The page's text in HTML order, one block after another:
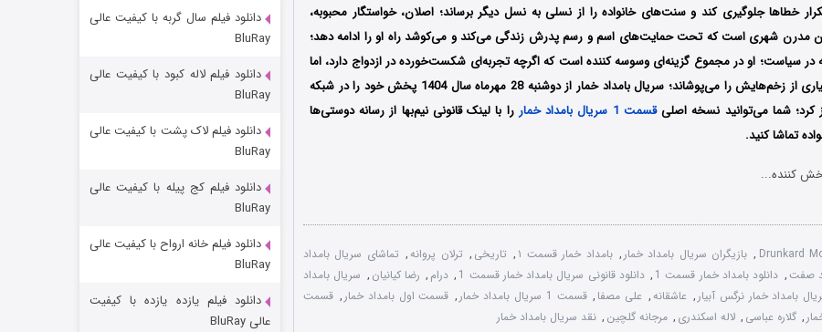
خطاها جلوگیری کند و سنت‌های خانواده را از نسلی به نسل دیگر برساند؛ اصلان، خواستگار محبوبه،
مدرن شهری است که تحت حمایت‌های اسم و رسم پدرش زندگی می‌کند و می‌کوشد راه او را ادامه دهد؛
سیاست؛ او در مجموع گزینه‌ای وسوسه‌ کننده‌ است که اگرچه تجربه‌ای شکست‌خورده در ازدواج دارد، اما
آقازاده بودنش بسیاری از زخم‌هایش را می‌پوشاند؛ سریال بامداد خمار از دوشنبه 28 مهرماه سال 1404 پخش خود را در شبکه
کرد؛ شما می‌توانید نسخه اصلیقسمت 1 سریال بامداد خمار
را با لینک قانونی نیم‌بها از رسانه دوستی‌ها
تماشا کنید.
کننده...
Drunkard
, بازیگران سریال بامداد خمار , بامداد خمار قسمت ۱ , تاریخی , ترلان پروانه, تماشای سریال بامداد
صفت, دانلود بامداد خمار قسمت 1 , دانلود قانونی سریال بامداد خمار قسمت 1 , درام , رضا کیانیان , سریال بامداد
بامداد خمار نرگس آبیار , عاشقانه, علی مصفا , قسمت 1 سریال بامداد خمار , قسمت اول بامداد خمار , قسمت
, گلاره عباسی , لاله اسکندری , مرجانه گلچین , نقد سریال بامداد خمار
شوگر فصل ۲
قسمت
خاندان اژدها فصل ۳
دانلود فیلم سال گربه با کیفیت عالی
BluRay
دانلود فیلم لاله کبود با کیفیت عالی
BluRay
دانلود فیلم لاک پشت با کیفیت عالی
BluRay
دانلود فیلم کج‌ پیله با کیفیت عالی
BluRay
دانلود فیلم خانه ارواح با کیفیت عالی
BluRay
دانلود فیلم یازده یازده با کیفیت
عالی BluRay